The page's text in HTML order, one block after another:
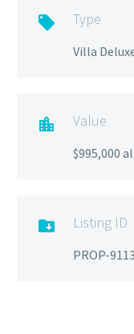
 Type
Villa
 Value
$995,000
 Listing ID
PROP-